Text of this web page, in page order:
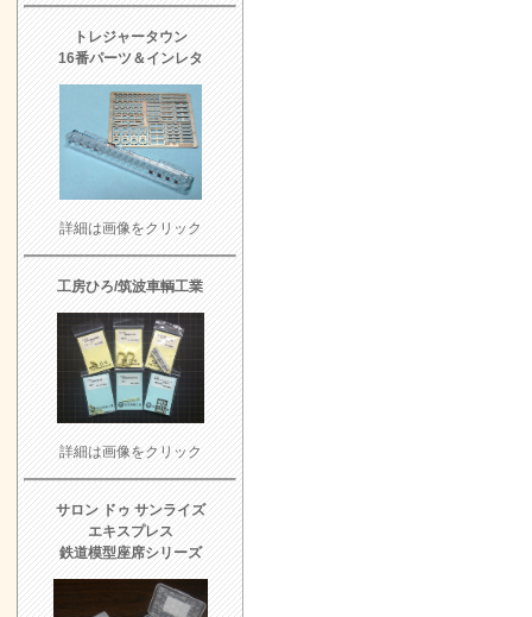
トレジャータウン
16番パーツ＆インレタ
詳細は画像をクリック
工房ひろ/筑波車輌工業
詳細は画像をクリック
サロン ドゥ サンライズ
エキスプレス
鉄道模型座席シリーズ